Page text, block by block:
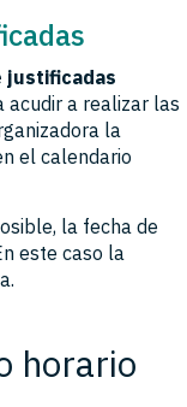
justificadas
acudir a realizar las
la
el calendario
la fecha de
este caso la
horario